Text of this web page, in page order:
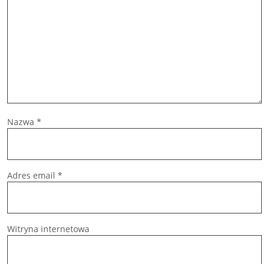
Nazwa *
Adres email *
Witryna internetowa